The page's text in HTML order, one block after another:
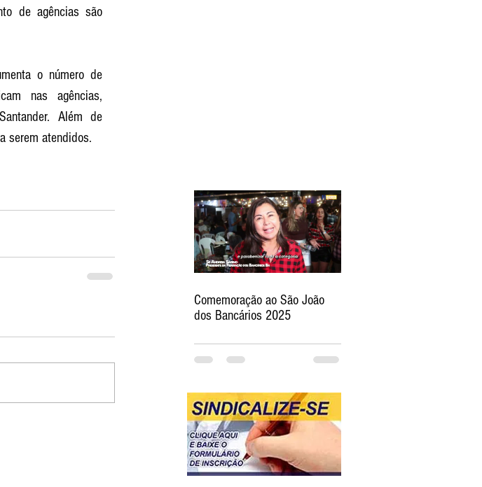
de agências são
o número de
nas agências,
Além de
serem atendidos.
Comemoração ao São João
dos Bancários 2025